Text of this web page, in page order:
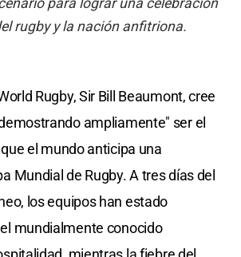
rugby y la nación anfitriona.
Rugby, Sir Bill Beaumont, cree
ampliamente" ser el
el mundo anticipa una
Mundial de Rugby. A tres días del
los equipos han estado
mundialmente conocido